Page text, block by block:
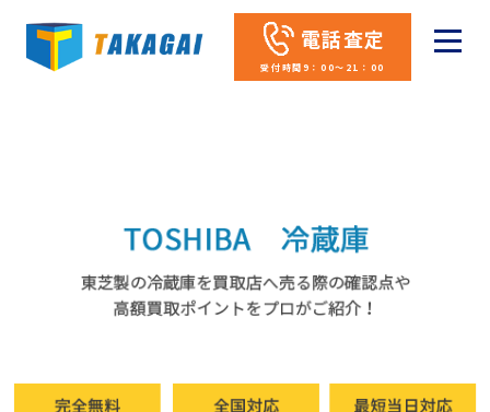
電話査定
受付時間9：00～21：00